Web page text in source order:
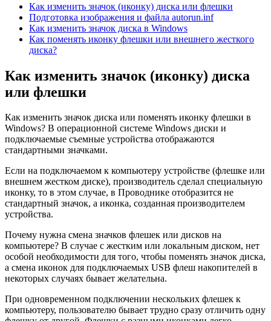
Как изменить значок (иконку) диска или флешки
Подготовка изображения и файла autorun.inf
Как изменить значок диска в Windows
Как поменять иконку флешки или внешнего жесткого
диска?
Как изменить значок (иконку) диска
или флешки
Как изменить значок диска или поменять иконку флешки в
Windows? В операционной системе Windows диски и
подключаемые съемные устройства отображаются
стандартными значками.
Если на подключаемом к компьютеру устройстве (флешке или
внешнем жестком диске), производитель сделал специальную
иконку, то в этом случае, в Проводнике отобразится не
стандартный значок, а иконка, созданная производителем
устройства.
Почему нужна смена значков флешек или дисков на
компьютере? В случае с жестким или локальным диском, нет
особой необходимости для того, чтобы поменять значок диска,
а смена иконок для подключаемых USB флеш накопителей в
некоторых случаях бывает желательна.
При одновременном подключении нескольких флешек к
компьютеру, пользователю бывает трудно сразу отличить одну